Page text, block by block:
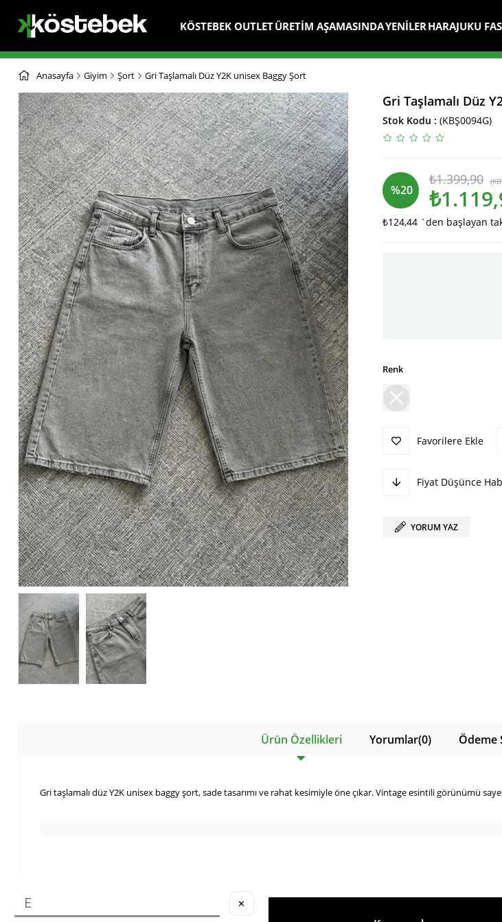
KÖSTEBEK OUTLETÜRETİM AŞAMASINDAYENİLER HARAJUKU
Anasayfa Giyim Şort Gri Taşlamalı Düz Y2K unisex Baggy Şort
Gri Taşlamalı Düz
Stok Kodu (KBŞ0094G)
%20
İndirim
₺1.399,90
₺124,44 `den başlayan
Renk
Favorilere Ekle
Fiyat Düşünce
YORUM YAZ
Ürün Özellikleri Yorumlar(0) Ödeme
Gri taşlamalı düz Y2K unisex baggy şort, sade tasarımı ve rahat kesimiyle öne çıkar. Vintage esintili görünümü
✕